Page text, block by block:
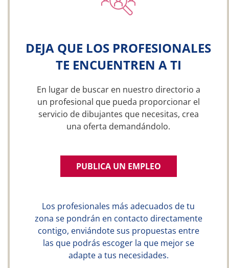
DEJA QUE LOS PROFESIONALES
TE ENCUENTREN A TI
En lugar de buscar en nuestro directorio a
un profesional que pueda proporcionar el
servicio de dibujantes que necesitas, crea
una oferta demandándolo.
PUBLICA UN EMPLEO
Los profesionales más adecuados de tu
zona se pondrán en contacto directamente
contigo, enviándote sus propuestas entre
las que podrás escoger la que mejor se
adapte a tus necesidades.